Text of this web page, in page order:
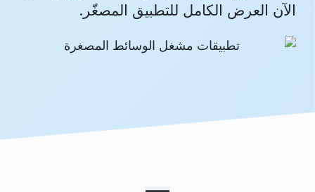
الآن العرض الكامل للتطبيق المصغّر.